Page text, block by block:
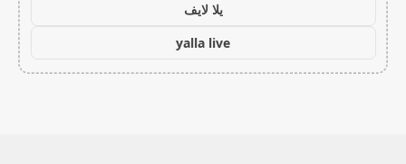
يلا لايف
yalla live